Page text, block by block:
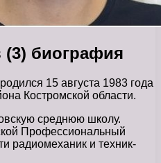
(3) биография
15 августа 1983 года
Костромской области.
среднюю школу.
Профессиональный
радиомеханик и техник-